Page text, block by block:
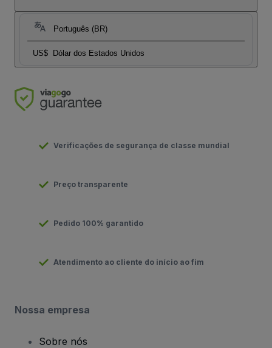
Português (BR)
US$ Dólar dos Estados Unidos
Verificações de segurança de classe mundial
Preço transparente
Pedido 100% garantido
Atendimento ao cliente do início ao fim
Nossa empresa
Sobre nós